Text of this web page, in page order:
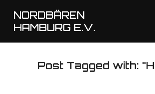
NORDBÄREN
HAMBURG E.V.
Post Tagged with: